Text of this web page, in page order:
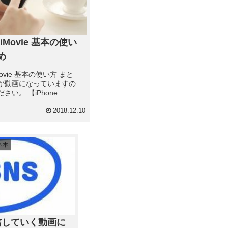
基本の使い
基本の使い方 まと
動画になっていますの
さい。 【iPhone
ップし「＋」をタップ
2018.12.10
本
ていく動画に